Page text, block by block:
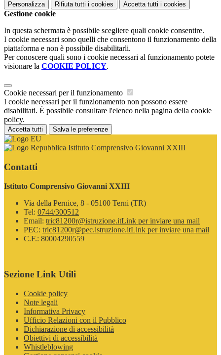
Personalizza Rifiuta tutti i cookies Accetta tutti i cookies
Gestione cookie
In questa schermata è possibile scegliere quali cookie consentire.
I cookie necessari sono quelli che consentono il funzionamento della
piattaforma e non è possibile disabilitarli.
Per conoscere quali sono i cookie necessari al funzionamento potete
visionare la COOKIE POLICY.
Cookie necessari per il funzionamento
I cookie necessari per il funzionamento non possono essere
disabilitati. È possibile consultare l'elenco nella pagina della cookie
policy.
Accetta tutti Salva le preferenze
Istituto Comprensivo Giovanni XXIII
Contatti
Istituto Comprensivo Giovanni XXIII
Via della Pernice, 8 - 05100 Terni (TR)
Tel: 0744/300512
Email: tric81200r@istruzione.itLink per inviare una mail
PEC: tric81200r@pec.istruzione.itLink per inviare una mail
C.F.: 80004290559
Sezione Link Utili
Cookie policy
Note legali
Informativa Privacy
Ufficio Relazioni con il Pubblico
Dichiarazione di accessibilità
Obiettivi di accessibilità
Whistleblowing